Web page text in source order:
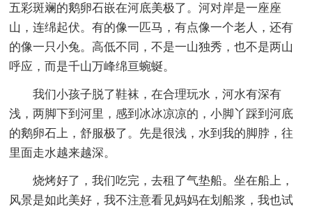
五彩斑斓的鹅卵石嵌在河底美极了。河对岸是一座座
山，连绵起伏。有的像一匹马，有点像一个老人，还有
的像一只小兔。高低不同，不是一山独秀，也不是两山
呼应，而是千山万峰绵亘蜿蜒。
我们小孩子脱了鞋袜，在合理玩水，河水有深有
浅，两脚下到河里，感到冰冰凉凉的，小脚丫踩到河底
的鹅卵石上，舒服极了。先是很浅，水到我的脚脖，往
里面走水越来越深。
烧烤好了，我们吃完，去租了气垫船。坐在船上，
风景是如此美好，我不注意看见妈妈在划船浆，我也试